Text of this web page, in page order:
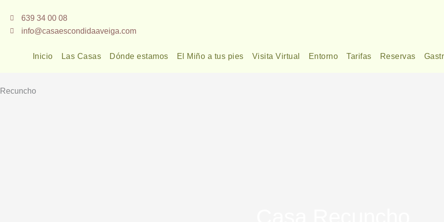
contenido
639 34 00 08
info@casaescondidaaveiga.com
Inicio Las Casas Dónde estamos El Miño a tus pies Visita Virtual Entorno Tarifas Reservas
Recuncho